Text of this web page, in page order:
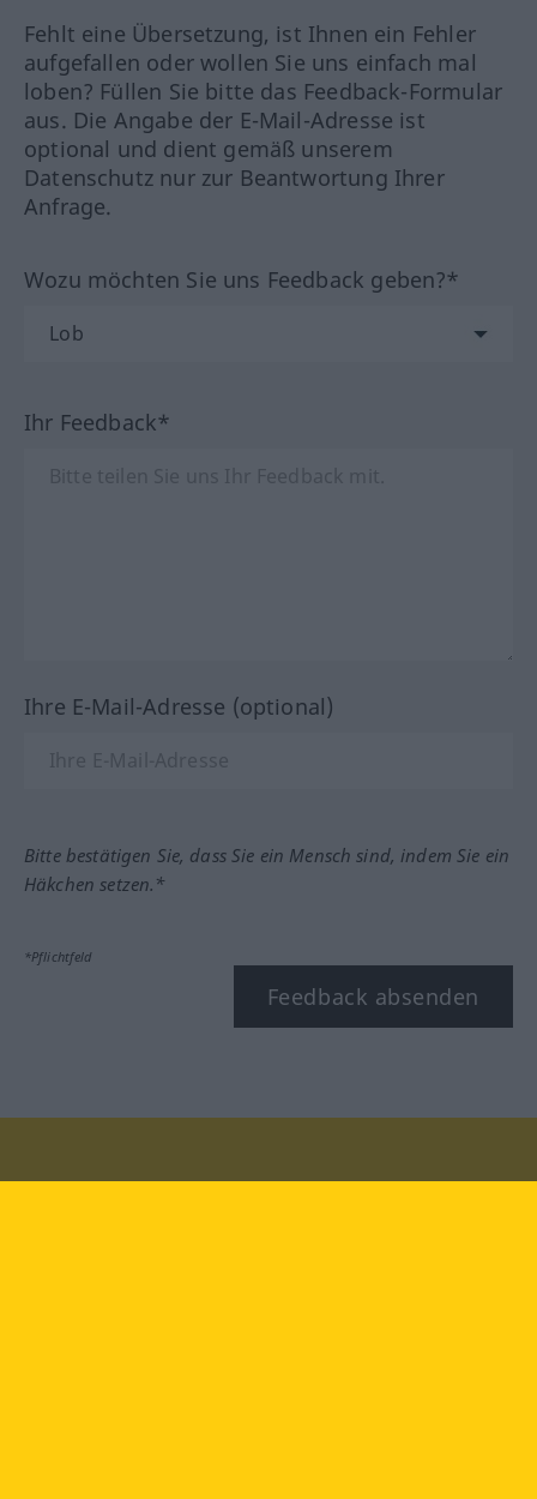
Fehlt eine Übersetzung, ist Ihnen ein Fehler
aufgefallen oder wollen Sie uns einfach mal
loben? Füllen Sie bitte das Feedback-Formular
aus. Die Angabe der E-Mail-Adresse ist
optional und dient gemäß unserem
Datenschutz nur zur Beantwortung Ihrer
Anfrage.
Wozu möchten Sie uns Feedback geben?*
Ihr Feedback*
Ihre E-Mail-Adresse (optional)
Bitte bestätigen Sie, dass Sie ein Mensch sind, indem Sie ein
Häkchen setzen.*
*Pflichtfeld
Feedback absenden
Besuchen Sie uns auf: